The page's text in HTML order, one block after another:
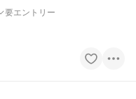
要エントリー